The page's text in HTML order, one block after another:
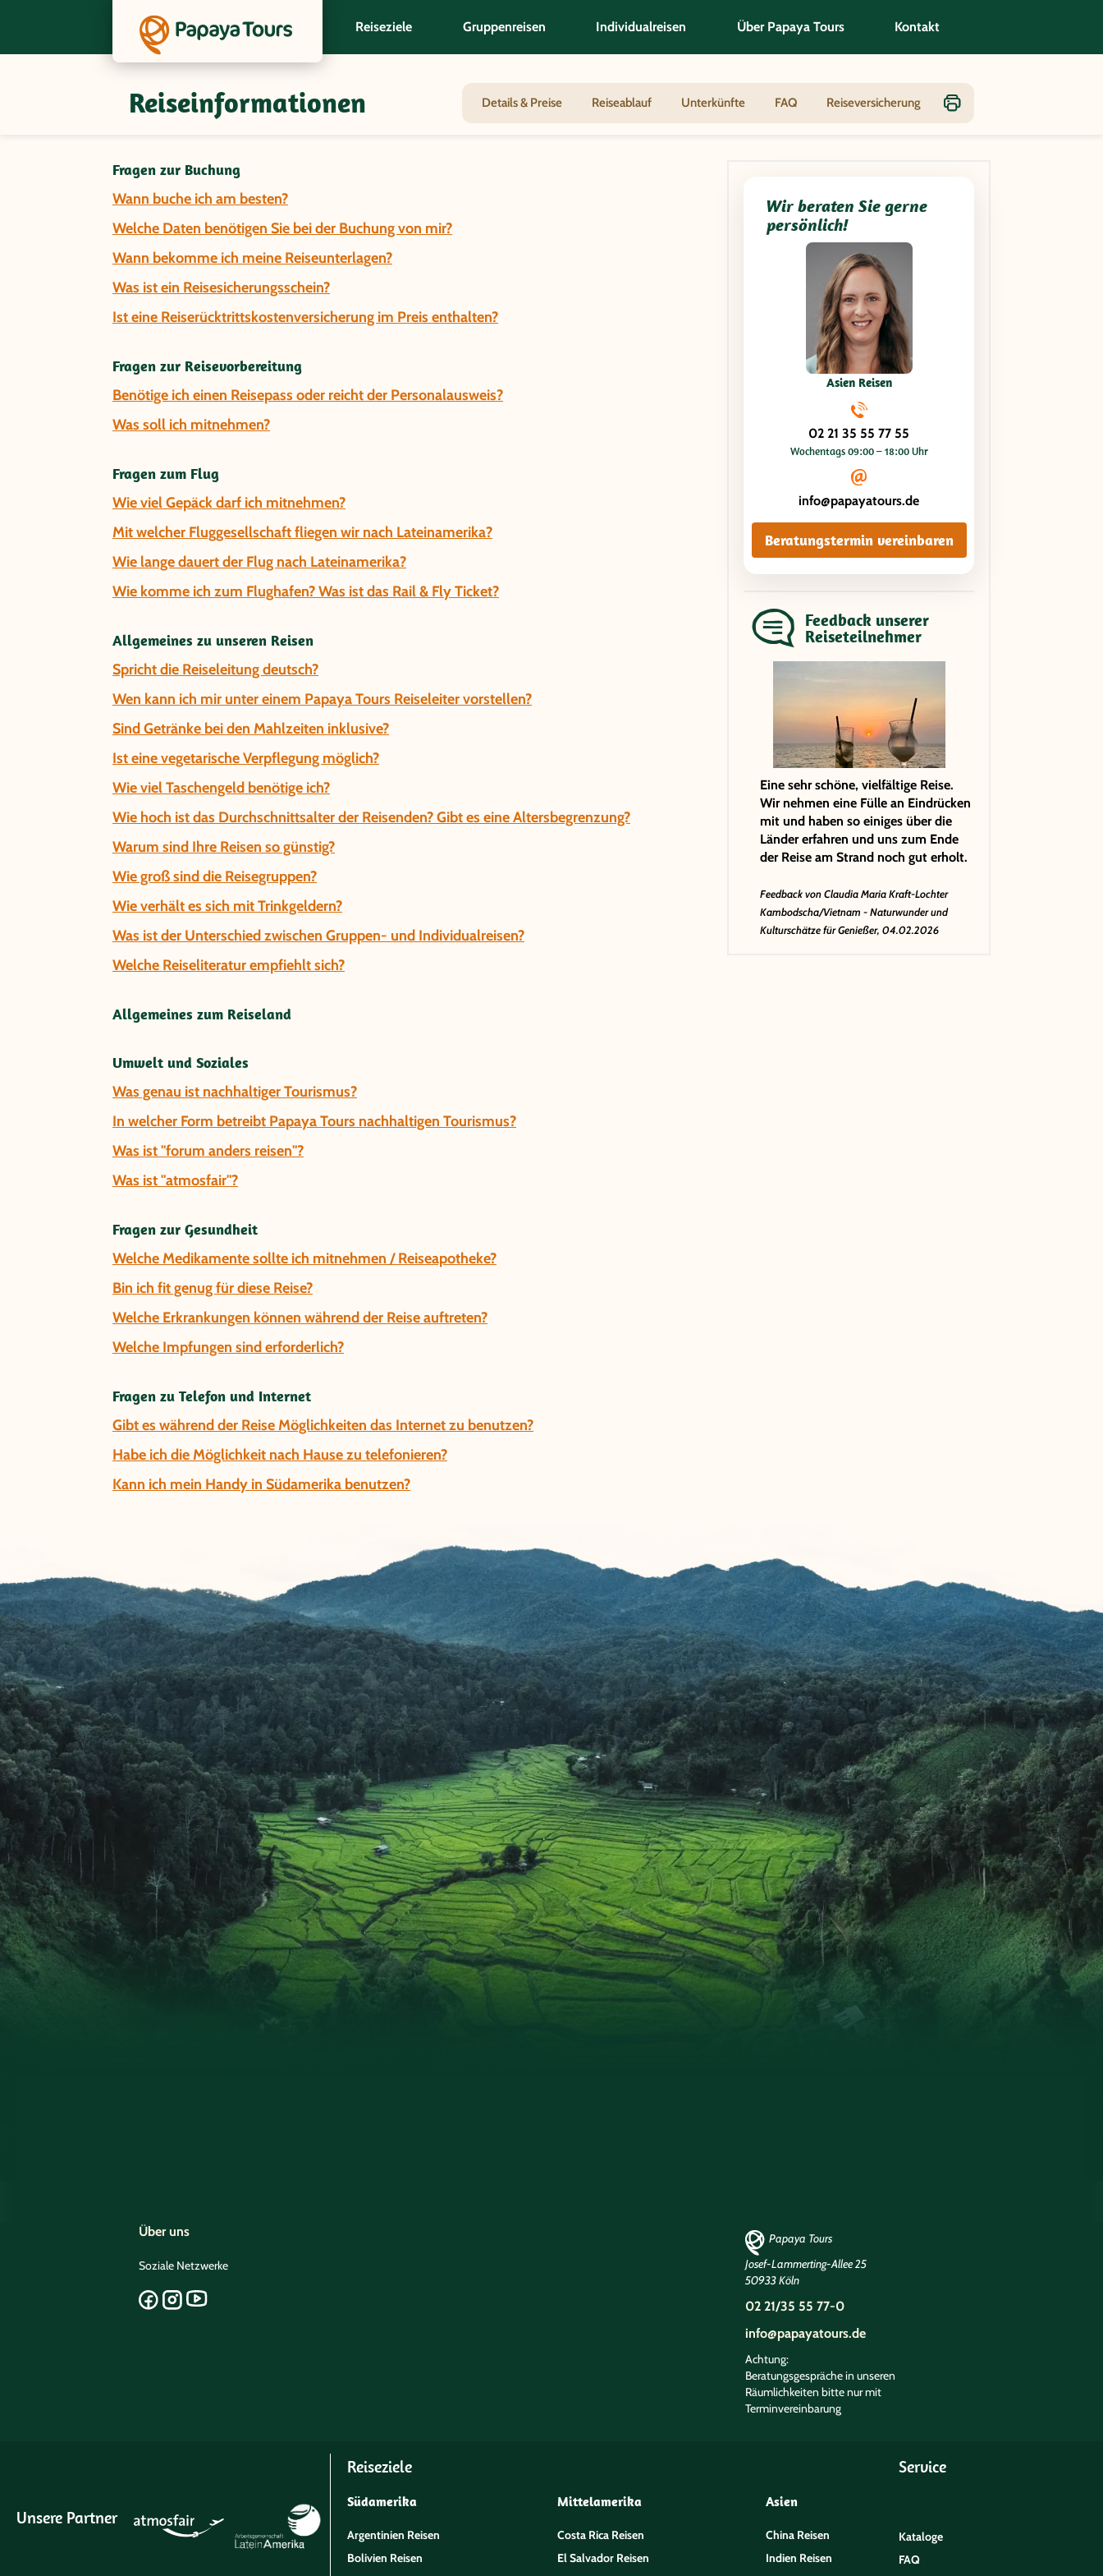
Reiseziele Gruppenreisen Individualreisen Über Papaya Tours Kontakt
Reiseinformationen Details & Preise Reiseablauf Unterkünfte FAQ Reiseversicherung
Fragen und Antworten zur Gruppenreise Kambodscha/Vietnam - Naturwunder und Kulturschätze für
Fragen zur Buchung
Wann buche ich am besten?
Welche Daten benötigen Sie bei der Buchung von mir?
Wann bekomme ich meine Reiseunterlagen?
Was ist ein Reisesicherungsschein?
Ist eine Reiserücktrittskostenversicherung im Preis enthalten?
Fragen zur Reisevorbereitung
Benötige ich einen Reisepass oder reicht der Personalausweis?
Was soll ich mitnehmen?
Fragen zum Flug
Wie viel Gepäck darf ich mitnehmen?
Mit welcher Fluggesellschaft fliegen wir nach Lateinamerika?
Wie lange dauert der Flug nach Lateinamerika?
Wie komme ich zum Flughafen? Was ist das Rail & Fly Ticket?
Allgemeines zu unseren Reisen
Spricht die Reiseleitung deutsch?
Wen kann ich mir unter einem Papaya Tours Reiseleiter vorstellen?
Sind Getränke bei den Mahlzeiten inklusive?
Ist eine vegetarische Verpflegung möglich?
Wie viel Taschengeld benötige ich?
Wie hoch ist das Durchschnittsalter der Reisenden? Gibt es eine Altersbegrenzung?
Warum sind Ihre Reisen so günstig?
Wie groß sind die Reisegruppen?
Wie verhält es sich mit Trinkgeldern?
Was ist der Unterschied zwischen Gruppen- und Individualreisen?
Welche Reiseliteratur empfiehlt sich?
Allgemeines zum Reiseland
Umwelt und Soziales
Was genau ist nachhaltiger Tourismus?
In welcher Form betreibt Papaya Tours nachhaltigen Tourismus?
Was ist "forum anders reisen"?
Was ist "atmosfair"?
Fragen zur Gesundheit
Welche Medikamente sollte ich mitnehmen / Reiseapotheke?
Bin ich fit genug für diese Reise?
Welche Erkrankungen können während der Reise auftreten?
Welche Impfungen sind erforderlich?
Fragen zu Telefon und Internet
Gibt es während der Reise Möglichkeiten das Internet zu benutzen?
Habe ich die Möglichkeit nach Hause zu telefonieren?
Kann ich mein Handy in Südamerika benutzen?
Wir beraten Sie gerne
persönlich!
Asien Reisen
02 21 35 55 77 55
Wochentags 09:00 – 18:00 Uhr
info@papayatours.de
Beratungstermin vereinbaren
Feedback unserer
Reiseteilnehmer
Eine sehr schöne, vielfältige Reise.
Wir nehmen eine Fülle an Eindrücken
mit und haben so einiges über die
Länder erfahren und uns zum Ende
der Reise am Strand noch gut erholt.
Feedback vonClaudia Maria Kraft-Lochter
Kambodscha/Vietnam - Naturwunder und
Kulturschätze für Genießer, 04.02.2026
Über uns
Soziale Netzwerke
Papaya Tours
Josef-Lammerting-Allee 25
50933 Köln
02 21/35 55 77-0
info@papayatours.de
Achtung:
Beratungsgespräche in unseren
Räumlichkeiten bitte nur mit
Terminvereinbarung
Unsere Partner
Reiseziele
Südamerika
Argentinien Reisen
Bolivien Reisen
Mittelamerika
Costa Rica Reisen
El Salvador Reisen
Asien
China Reisen
Indien Reisen
Service
Kataloge
FAQ